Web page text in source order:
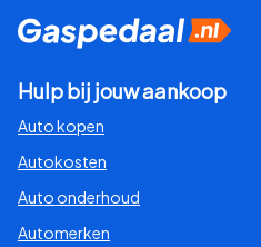
Hulp bij jouw aankoop
Auto kopen
Autokosten
Auto onderhoud
Automerken